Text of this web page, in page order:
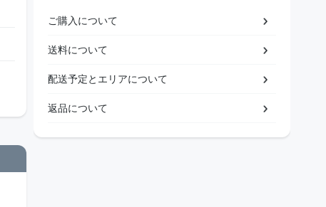
ご購入について
送料について
配送予定とエリアについて
返品について